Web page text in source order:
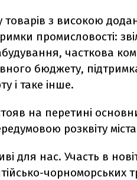
товарів з високою
промисловості:
часткова
бюджету,
і таке інше.
на перетині
розквіту міста
для нас. Участь в
чорноморських